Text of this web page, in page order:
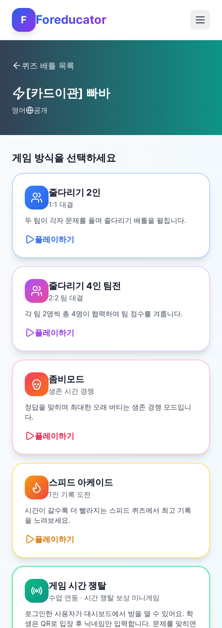
F Foreducator
퀴즈 배틀 목록
[카드이관] 빠바
영어 공개
게임 방식을 선택하세요
줄다리기 2인
1:1 대결
두 팀이 각자 문제를 풀며 줄다리기 배틀을 펼칩니다.
플레이하기
줄다리기 4인 팀전
2:2 팀 대결
각 팀 2명씩 총 4명이 협력하여 팀 점수를 겨룹니다.
플레이하기
좀비모드
생존 시간 경쟁
정답을 맞히며 최대한 오래 버티는 생존 경쟁 모드입니
다.
플레이하기
스피드 아케이드
1인 기록 도전
시간이 갈수록 더 빨라지는 스피드 퀴즈에서 최고 기록
을 노려보세요.
플레이하기
게임 시간 쟁탈
수업 연동 · 시간 쟁탈 보상 미니게임
로그인한 사용자가 대시보드에서 방을 열 수 있어요. 학
생은 QR로 입장 후 닉네임만 입력합니다. 문제를 맞히면